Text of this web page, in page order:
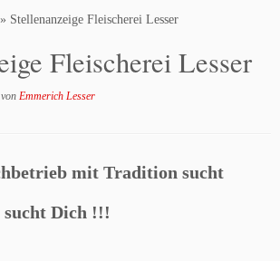
» Stellenanzeige Fleischerei Lesser
Fleischerei Lesser
von Emmerich Lesser
mit Tradition sucht
sucht Dich !!!